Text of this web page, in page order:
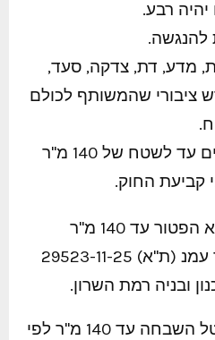
להנגשה.
מדע, דת, צדקה, סעד,
ציבורי שהמשותף לכולם
הרחבה לדירת מגורים עד לשטח של 140 מ"ר
קביעת החוק.
להלן הרחבה לעניין נושא הפטור עד 140 מ"ר
והפסיקה בנושא; (פס"ד עמנ (ת"א) 29523-11-25
ובניה רמת השרון.
לצורך קבלת פטור מהיטל השבחה עד 140 מ"ר לפי